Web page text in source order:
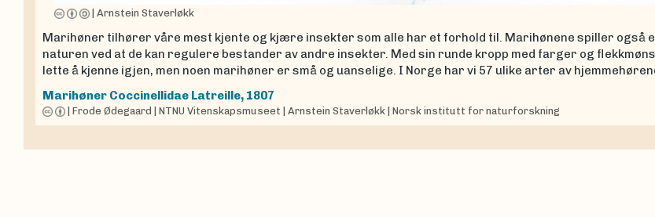
Arnstein Staverløkk
Marihøner tilhører våre mest kjente og kjære insekter som alle har et forhold til. Marihønene spiller også
naturen ved at de kan regulere bestander av andre insekter. Med sin runde kropp med farger og
lette å kjenne igjen, men noen marihøner er små og uanselige. I Norge har vi 57 ulike arter av
Marihøner Coccinellidae Latreille, 1807
Frode Ødegaard NTNU Vitenskapsmuseet Arnstein Staverløkk Norsk institutt for naturforskning